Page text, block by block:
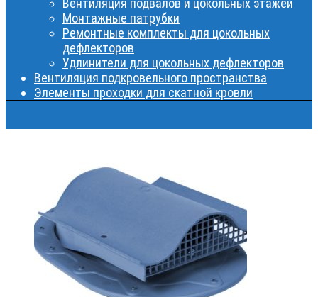
Монтажные патрубки
Ремонтные комплекты для цокольных
дефлекторов
Удлинители для цокольных дефлекторов
Вентиляция подкровельного пространства
Элементы проходки для скатной кровли